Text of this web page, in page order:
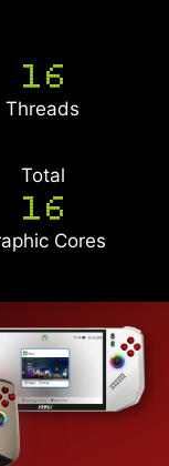
16
Threads
Total
16
Cores